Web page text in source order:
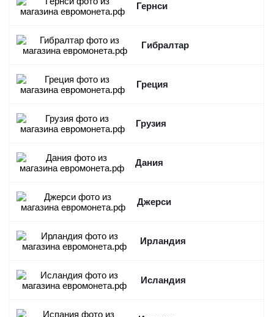
Гернси
Гибралтар
Греция
Грузия
Дания
Джерси
Ирландия
Исландия